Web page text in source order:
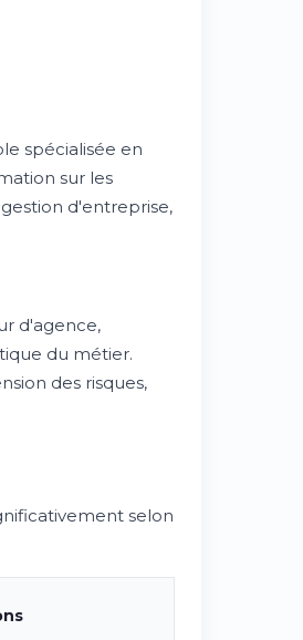
spécialisée en
sur les
d'entreprise,
d'agence,
du métier.
des risques,
selon